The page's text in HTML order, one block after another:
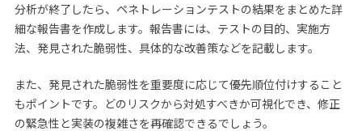
分析が終了したら、ペネトレーションテストの結果をまとめた詳
細な報告書を作成します。報告書には、テストの目的、実施方
法、発見された脆弱性、具体的な改善策などを記載します。
また、発見された脆弱性を重要度に応じて優先順位付けすること
もポイントです。どのリスクから対処すべきか可視化でき、修正
の緊急性と実装の複雑さを再確認できるでしょう。